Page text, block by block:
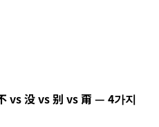
vs 没 vs 别 vs 甭 — 4가지